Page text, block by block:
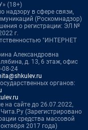
(18+)
надзору в сфере связи,
(Роскомнадзор)
о регистрации: ЭЛ №
г.
"ИНТЕРНЕТ
Александровна
д. 13, 6 этаж, офис
08-24
органов:
на сайте до 26.07.2022,
(Зарегистрировано
средства массовой
2017 года)